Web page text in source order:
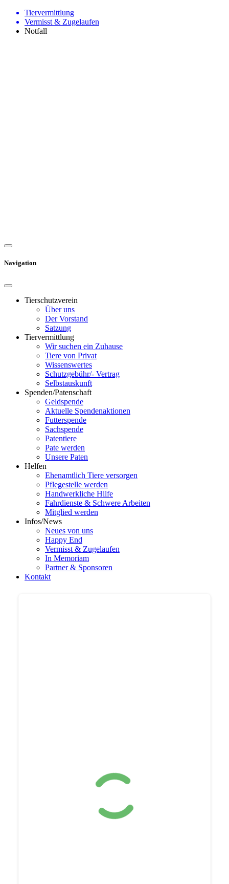
Tiervermittlung
Vermisst & Zugelaufen
Notfall
Navigation
Tierschutzverein
Über uns
Der Vorstand
Satzung
Tiervermittlung
Wir suchen ein Zuhause
Tiere von Privat
Wissenswertes
Schutzgebühr/- Vertrag
Selbstauskunft
Spenden/Patenschaft
Geldspende
Aktuelle Spendenaktionen
Futterspende
Sachspende
Patentiere
Pate werden
Unsere Paten
Helfen
Ehenamtlich Tiere versorgen
Pflegestelle werden
Handwerkliche Hilfe
Fahrdienste & Schwere Arbeiten
Mitglied werden
Infos/News
Neues von uns
Happy End
Vermisst & Zugelaufen
In Memoriam
Partner & Sponsoren
Kontakt